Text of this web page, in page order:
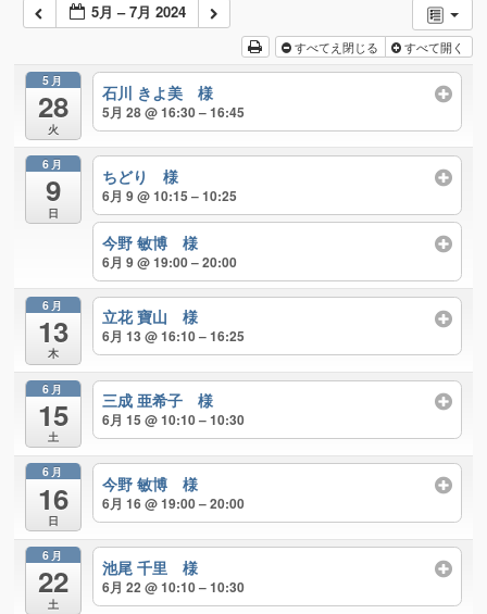
5月 – 7月 2024
すべてえ閉じる すべて開く
5月
28
火
石川 きよ美 様
5月 28 @ 16:30 – 16:45
6月
9
日
ちどり 様
6月 9 @ 10:15 – 10:25
今野 敏博 様
6月 9 @ 19:00 – 20:00
6月
13
木
立花 寶山 様
6月 13 @ 16:10 – 16:25
6月
15
土
三成 亜希子 様
6月 15 @ 10:10 – 10:30
6月
16
日
今野 敏博 様
6月 16 @ 19:00 – 20:00
6月
22
土
池尾 千里 様
6月 22 @ 10:10 – 10:30